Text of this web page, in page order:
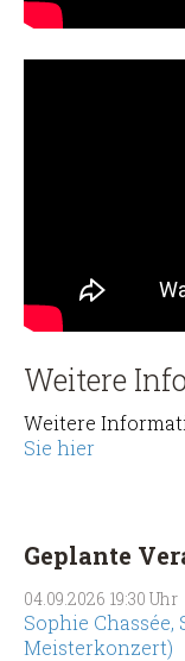
Weitere
Weitere
Sie hier
Geplante
04.09.2026 19:30 Uhr
Sophie Chassée,
Meisterkonzert)